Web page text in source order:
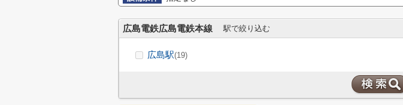
広島電鉄広島電鉄本線 駅で絞り込む
広島駅(19)